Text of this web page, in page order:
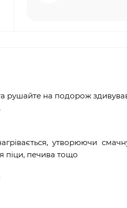
рушайте на подорож
утворюючи
піци, печива тощо